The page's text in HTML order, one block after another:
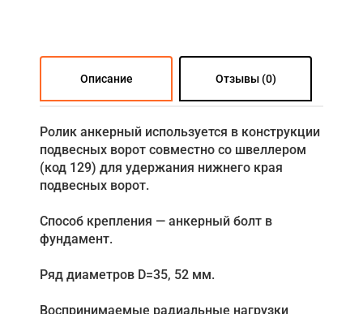
Описание Отзывы (0)
Ролик анкерный используется в конструкции
подвесных ворот совместно со швеллером
(код 129) для удержания нижнего края
подвесных ворот.
Способ крепления — анкерный болт в
фундамент.
Ряд диаметров D=35, 52 мм.
Воспринимаемые радиальные нагрузки